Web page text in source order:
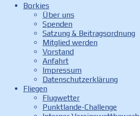
Borkies
Über uns
Spenden
Satzung & Beitragsordnung
Mitglied werden
Vorstand
Anfahrt
Impressum
Datenschutzerklärung
Fliegen
Flugwetter
Punktlande-Challenge